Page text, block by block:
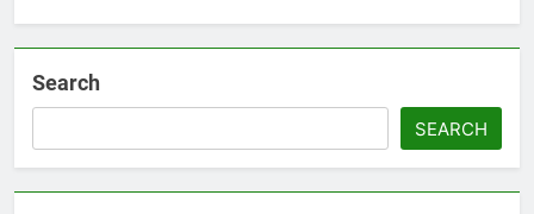
Search
SEARCH